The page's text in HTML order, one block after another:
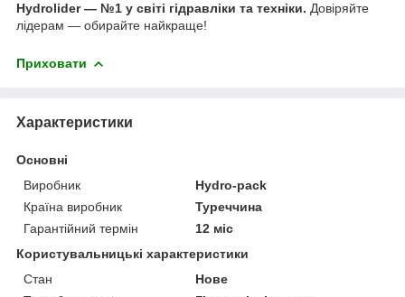
Hydrolider — №1 у світі гідравліки та техніки. Довіряйте
лідерам — обирайте найкраще!
Приховати
Характеристики
Основні
Виробник
Hydro-pack
Країна виробник
Туреччина
Гарантійний термін
12 міс
Користувальницькі характеристики
Стан
Нове